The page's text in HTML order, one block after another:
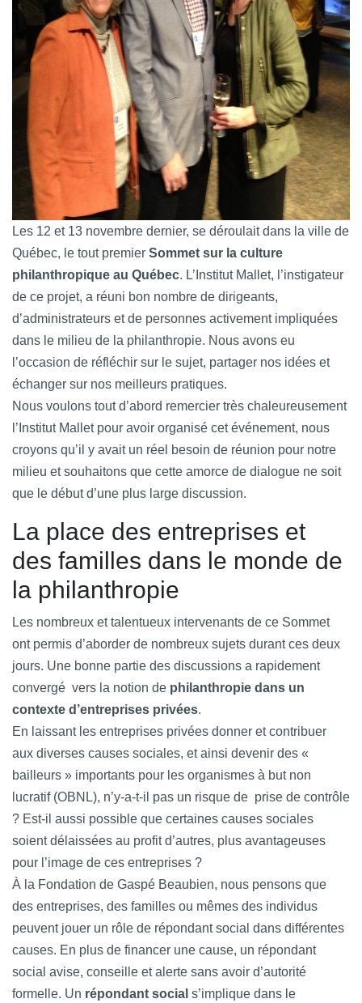
Les 12 et 13 novembre dernier, se déroulait dans la ville de
Québec, le tout premier Sommet sur la culture
philanthropique au Québec. L’Institut Mallet, l’instigateur
de ce projet, a réuni bon nombre de dirigeants,
d’administrateurs et de personnes activement impliquées
dans le milieu de la philanthropie. Nous avons eu
l’occasion de réfléchir sur le sujet, partager nos idées et
échanger sur nos meilleurs pratiques.
Nous voulons tout d’abord remercier très chaleureusement
l’Institut Mallet pour avoir organisé cet événement, nous
croyons qu’il y avait un réel besoin de réunion pour notre
milieu et souhaitons que cette amorce de dialogue ne soit
que le début d’une plus large discussion.
La place des entreprises et
des familles dans le monde de
la philanthropie
Les nombreux et talentueux intervenants de ce Sommet
ont permis d’aborder de nombreux sujets durant ces deux
jours. Une bonne partie des discussions a rapidement
convergé vers la notion de philanthropie dans un
contexte d’entreprises privées.
En laissant les entreprises privées donner et contribuer
aux diverses causes sociales, et ainsi devenir des «
bailleurs » importants pour les organismes à but non
lucratif (OBNL), n’y-a-t-il pas un risque de prise de contrôle
? Est-il aussi possible que certaines causes sociales
soient délaissées au profit d’autres, plus avantageuses
pour l’image de ces entreprises ?
À la Fondation de Gaspé Beaubien, nous pensons que
des entreprises, des familles ou mêmes des individus
peuvent jouer un rôle de répondant social dans différentes
causes. En plus de financer une cause, un répondant
social avise, conseille et alerte sans avoir d’autorité
formelle. Un répondant social s’implique dans le